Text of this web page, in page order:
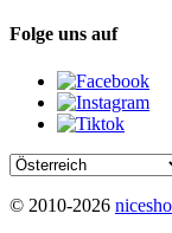
Folge uns auf
© 2010-2026